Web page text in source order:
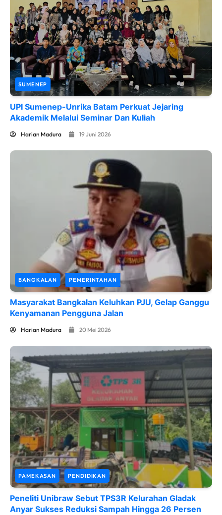
SUMENEP
UPI Sumenep-Unrika Batam Perkuat Jejaring
Akademik Melalui Seminar Dan Kuliah
Harian Madura 19 Juni 2026
BANGKALAN PEMERINTAHAN
Masyarakat Bangkalan Keluhkan PJU, Gelap Ganggu
Kenyamanan Pengguna Jalan
Harian Madura 20 Mei 2026
PAMEKASAN PENDIDIKAN
Peneliti Unibraw Sebut TPS3R Kelurahan Gladak
Anyar Sukses Reduksi Sampah Hingga 26 Persen